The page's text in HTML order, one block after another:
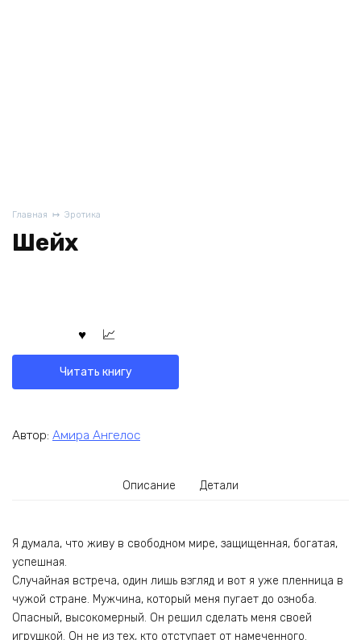
Главная Эротика
Шейх
Читать книгу
Автор: Амира Ангелос
Описание Детали
Я думала, что живу в свободном мире, защищенная, богатая,
успешная.
Случайная встреча, один лишь взгляд и вот я уже пленница в
чужой стране. Мужчина, который меня пугает до озноба.
Опасный, высокомерный. Он решил сделать меня своей
игрушкой. Он не из тех, кто отступает от намеченного.